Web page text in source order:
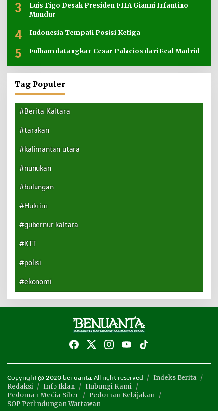
3
Luis Figo Desak Presiden FIFA Gianni Infantino
Mundur
4 Indonesia Tempati Posisi Ketiga
5 Fulham datangkan Cesar Palacios dari Real Madrid
Tag Populer
#Berita Kaltara
#tarakan
#kalimantan utara
#nunukan
#bulungan
#Hukrim
#gubernur kaltara
#KTT
#polisi
#ekonomi
Copyright @ 2020 benuanta. All right reserved
Indeks Berita
Redaksi
Info Iklan
Hubungi Kami
Pedoman Media Siber
Pedoman Kebijakan
SOP Perlindungan Wartawan